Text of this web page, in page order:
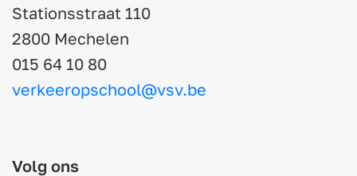
Stationsstraat 110
2800 Mechelen
015 64 10 80
verkeeropschool@vsv.be
Volg ons